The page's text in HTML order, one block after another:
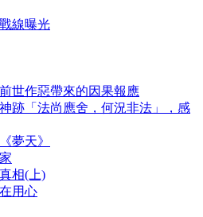
線曝光
世作惡帶來的因果報應
跡「法尚應舍，何況非法」，感
夢天》
相(上)
用心